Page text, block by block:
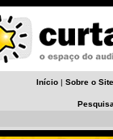
Início | Sobre o Site